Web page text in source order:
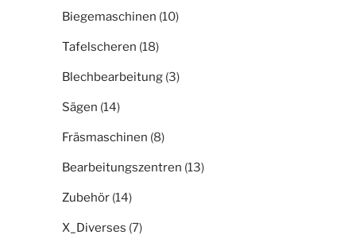
Biegemaschinen (10)
Tafelscheren (18)
Blechbearbeitung (3)
Sägen (14)
Fräsmaschinen (8)
Bearbeitungszentren (13)
Zubehör (14)
X_Diverses (7)